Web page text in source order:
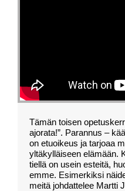
Tämän toisen
ajorata!”. Parannus –
on etuoikeus ja tarjoaa
yltäkylläiseen elämään.
tiellä on usein esteitä,
emme. Esimerkiksi
meitä johdattelee Martti